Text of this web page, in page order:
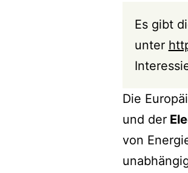
Es gibt
unter
Die
und der
von